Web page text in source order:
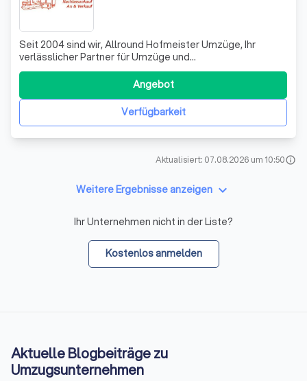
Seit 2004 sind wir, Allround Hofmeister Umzüge, Ihr
verlässlicher Partner für Umzüge und
Haushaltsauflösungen. Mit über 15 Jahren Erfahrung
garantieren wir eine professionelle und sorgfältige
Abwicklung Ihrer Umzugsprojekte. Unser umfassendes
Angebot beinhaltet den Transport und die Montage von
Verfügbarkeit
Angebot
Aktualisiert: 07.08.2026 um 10:50info
Weitere Ergebnisse anzeigen keyboard_arrow_down
Ihr Unternehmen nicht in der Liste?
Kostenlos anmelden
Aktuelle Blogbeiträge zu
Umzugsunternehmen